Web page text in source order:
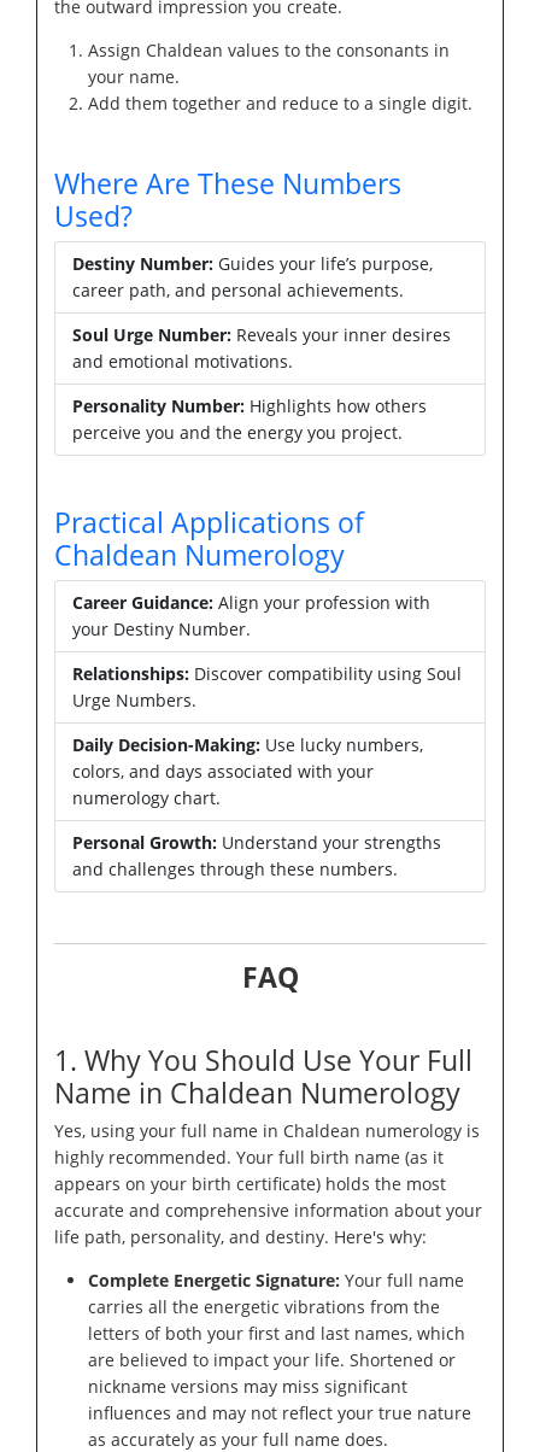
the outward impression you create.
Assign Chaldean values to the consonants in
your name.
Add them together and reduce to a single digit.
Where Are These Numbers
Used?
Destiny Number: Guides your life’s purpose,
career path, and personal achievements.
Soul Urge Number: Reveals your inner desires
and emotional motivations.
Personality Number: Highlights how others
perceive you and the energy you project.
Practical Applications of
Chaldean Numerology
Career Guidance: Align your profession with
your Destiny Number.
Relationships: Discover compatibility using Soul
Urge Numbers.
Daily Decision-Making: Use lucky numbers,
colors, and days associated with your
numerology chart.
Personal Growth: Understand your strengths
and challenges through these numbers.
FAQ
1. Why You Should Use Your Full
Name in Chaldean Numerology
Yes, using your full name in Chaldean numerology is
highly recommended. Your full birth name (as it
appears on your birth certificate) holds the most
accurate and comprehensive information about your
life path, personality, and destiny. Here's why:
Complete Energetic Signature: Your full name
carries all the energetic vibrations from the
letters of both your first and last names, which
are believed to impact your life. Shortened or
nickname versions may miss significant
influences and may not reflect your true nature
as accurately as your full name does.